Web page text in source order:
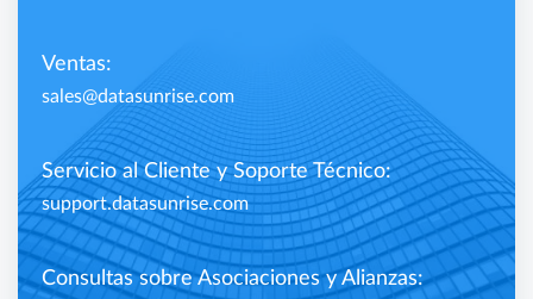
Ventas:
sales@datasunrise.com
Servicio al Cliente y Soporte Técnico:
support.datasunrise.com
Consultas sobre Asociaciones y Alianzas: